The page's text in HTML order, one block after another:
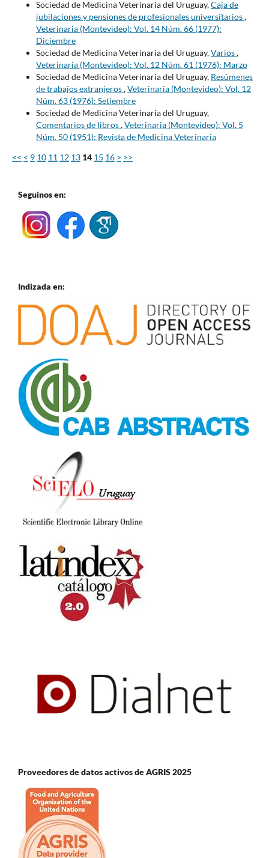
Sociedad de Medicina Veterinaria del Uruguay,Caja de
jubilaciones y pensiones de profesionales universitarios,
Veterinaria (Montevideo): Vol. 14 Núm. 66 (1977):
Diciembre
Sociedad de Medicina Veterinaria del Uruguay,Varios,
Veterinaria (Montevideo): Vol. 12 Núm. 61 (1976): Marzo
Sociedad de Medicina Veterinaria del Uruguay, Resúmenes
de trabajos extranjeros,Veterinaria (Montevideo): Vol. 12
Núm. 63 (1976): Setiembre
Sociedad de Medicina Veterinaria del Uruguay,
Comentarios de libros,Veterinaria (Montevideo): Vol. 5
Núm. 50 (1951): Revista de Medicina Veterinaria
<< < 9 10 11 12 13 14 15 16 > >>
Seguinos en:
Indizada en:
Proveedores de datos activos de AGRIS 2025